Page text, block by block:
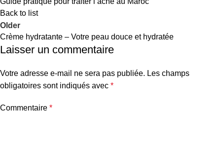
Back to list
Older
Crème hydratante – Votre peau douce et hydratée
Laisser un commentaire
Votre adresse e-mail ne sera pas publiée. Les champs
obligatoires sont indiqués avec *
Commentaire *